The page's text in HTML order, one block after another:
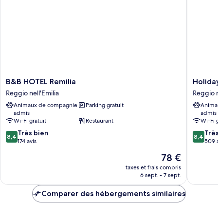
B&B
HOTEL
Remilia
Reggio
nell'Emilia
B&B HOTEL Remilia
Reggio nell'Emilia
Animaux de compagnie
admis
Parking gratuit
Wi-Fi gratuit
Restaurant
8.4
sur
8,4 Très bien
174 avis
Le
nouveau
prix
de
78 €
taxes et frais compris
6 sept. - 7 sept.
Holiday
Inn
Express
Reggio
Emilia
by
IHG
Reggio
Reggio
admis
Wi-Fi
8.4
sur
8,4
509
Comparer des hébergements similaires